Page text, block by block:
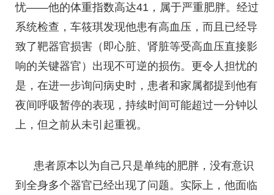
忧——他的体重指数高达41，属于严重肥胖。经过
系统检查，车筱琪发现他患有高血压，而且已经导
致了靶器官损害（即心脏、肾脏等受高血压直接影
响的关键器官）出现不可逆的损伤。更令人担忧的
是，在进一步询问病史时，患者和家属都提到他有
夜间呼吸暂停的表现，持续时间可能超过一分钟以
上，但之前从未引起重视。
患者原本以为自己只是单纯的肥胖，没有意识
到全身多个器官已经出现了问题。实际上，他面临